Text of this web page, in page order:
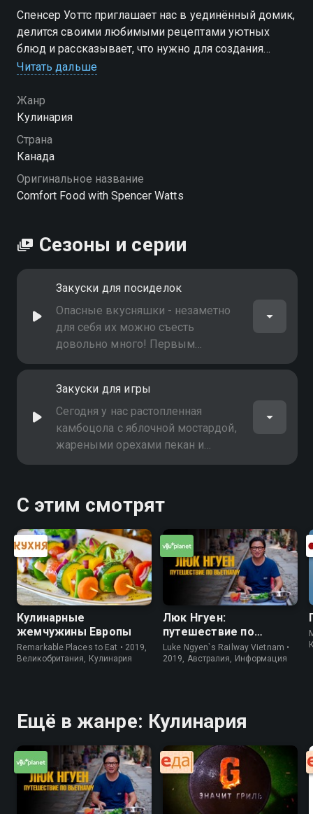
Спенсер Уоттс приглашает нас в уединённый домик,
делится своими любимыми рецептами уютных
блюд и рассказывает, что нужно для создания
кулинарного шоу!
Читать дальше
Жанр
Кулинария
Страна
Канада
Оригинальное название
Comfort Food with Spencer Watts
Сезоны и серии
Закуски для посиделок
Опасные вкусняшки - незаметно
для себя их можно съесть
довольно много! Первым
блюдом у нас шарики аранчини с
и острым соусом маринара
Закуски для игры
Сегодня у нас растопленная
камбоцола с яблочной мостардой,
жареными орехами пекан и
лучшими в мире кростини. Затем -
бекон
С этим смотрят
Кулинарные
жемчужины Европы
Remarkable Places to Eat • 2019,
Великобритания, Кулинария
Люк Нгуен:
путешествие по
Вьетнаму
Luke Ngyen`s Railway Vietnam •
2019, Австралия, Информация
Ещё в жанре: Кулинария